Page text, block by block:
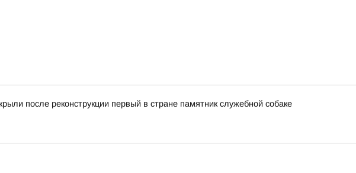
после реконструкции первый в стране памятник служебной собаке